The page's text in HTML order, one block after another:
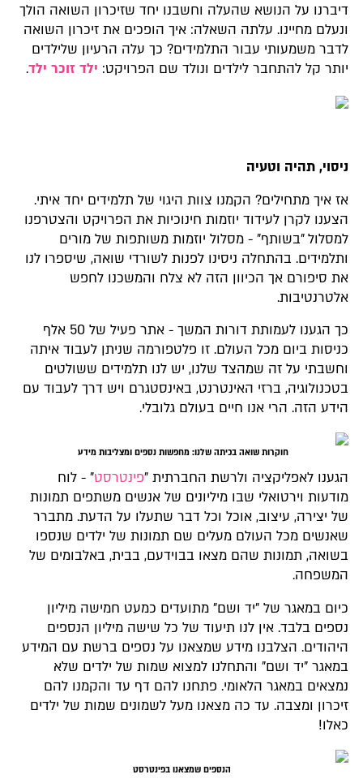
דיברנו על הנושא שהעלה וחשבנו יחד שזיכרון השואה הולך
ונעלם מחיינו. עלתה השאלה: איך הופכים את זיכרון השואה
לדבר משמעותי עבור התלמידים? כך עלה הרעיון שלילדים
יותר קל להתחבר לילדים ונולד שם הפרויקט: ילד זוכר ילד.
ניסוי, תהיה וטעיה
אז איך מתחילים? הקמנו צוות היגוי של תלמידים יחד איתי.
הצענו לקרן לעידוד יוזמות חינוכיות את הפרויקט והצטרפנו
למסלול "בשותף" - מסלול יוזמות משותפות של מורים
ותלמידים. בהתחלה ניסינו לפנות לשורדי שואה, שיספרו לנו
את סיפורם אך הכיוון הזה לא צלח והמשכנו לחפש
אלטרנטיבות.
כך הגענו לעמותת דורות המשך - אתר פעיל של 50 אלף
כניסות ביום מכל העולם. זו פלטפורמה שניתן לעבוד איתה
וחשבתי על זה שמהצד שלנו, יש לנו תלמידים ששולטים
בטכנולוגיה, ברזי האינטרנט, באינסטגרם ויש דרך לעבוד עם
הידע הזה. הרי אנו חיים בעולם גלובלי.
חוקרות שואה בכיתה שלנו: מחפשות נספים ומצליבות מידע
הגענו לאפליקציה ולרשת החברתית "פינטרסט" - לוח
מודעות וירטואלי שבו מיליונים של אנשים משתפים תמונות
של יצירה, עיצוב, אוכל וכל דבר שתעלו על הדעת. מתברר
שאנשים מכל העולם מעלים שם תמונות של ילדים שנספו
בשואה, תמונות שהם מצאו בבוידעם, בבית, באלבומים של
המשפחה.
כיום במאגר של "יד ושם" מתועדים כמעט חמישה מיליון
נספים בלבד. אין לנו תיעוד של כל שישה מיליון הנספים
היהודים. הצלבנו מידע שמצאנו על נספים ברשת עם המידע
במאגר "יד ושם" והתחלנו למצוא שמות של ילדים שלא
נמצאים במאגר הלאומי. פתחנו להם דף עד והקמנו להם
זיכרון ומצבה. עד כה מצאנו מעל לשמונים שמות של ילדים
כאלו!
הנספים שמצאנו בפינטרסט